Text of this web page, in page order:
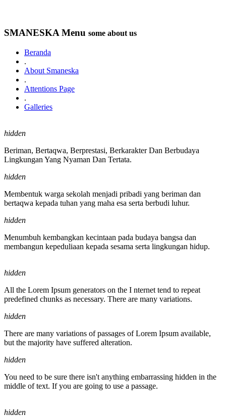
SMANESKA Menu some about us
Beranda
.
About Smaneska
.
Attentions Page
.
Galleries
hidden
Beriman, Bertaqwa, Berprestasi, Berkarakter Dan Berbudaya
Lingkungan Yang Nyaman Dan Tertata.
hidden
Membentuk warga sekolah menjadi pribadi yang beriman dan
bertaqwa kepada tuhan yang maha esa serta berbudi luhur.
hidden
Menumbuh kembangkan kecintaan pada budaya bangsa dan
membangun kepeduliaan kepada sesama serta lingkungan hidup.
hidden
All the Lorem Ipsum generators on the I nternet tend to repeat
predefined chunks as necessary. There are many variations.
hidden
There are many variations of passages of Lorem Ipsum available,
but the majority have suffered alteration.
hidden
You need to be sure there isn't anything embarrassing hidden in the
middle of text. If you are going to use a passage.
hidden